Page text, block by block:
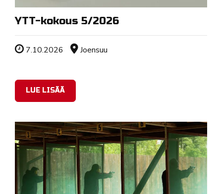
YTT-kokous 5/2026
Tapahtuman ajankohta
7.10.2026 Sijainti
Joensuu
LUE LISÄÄ